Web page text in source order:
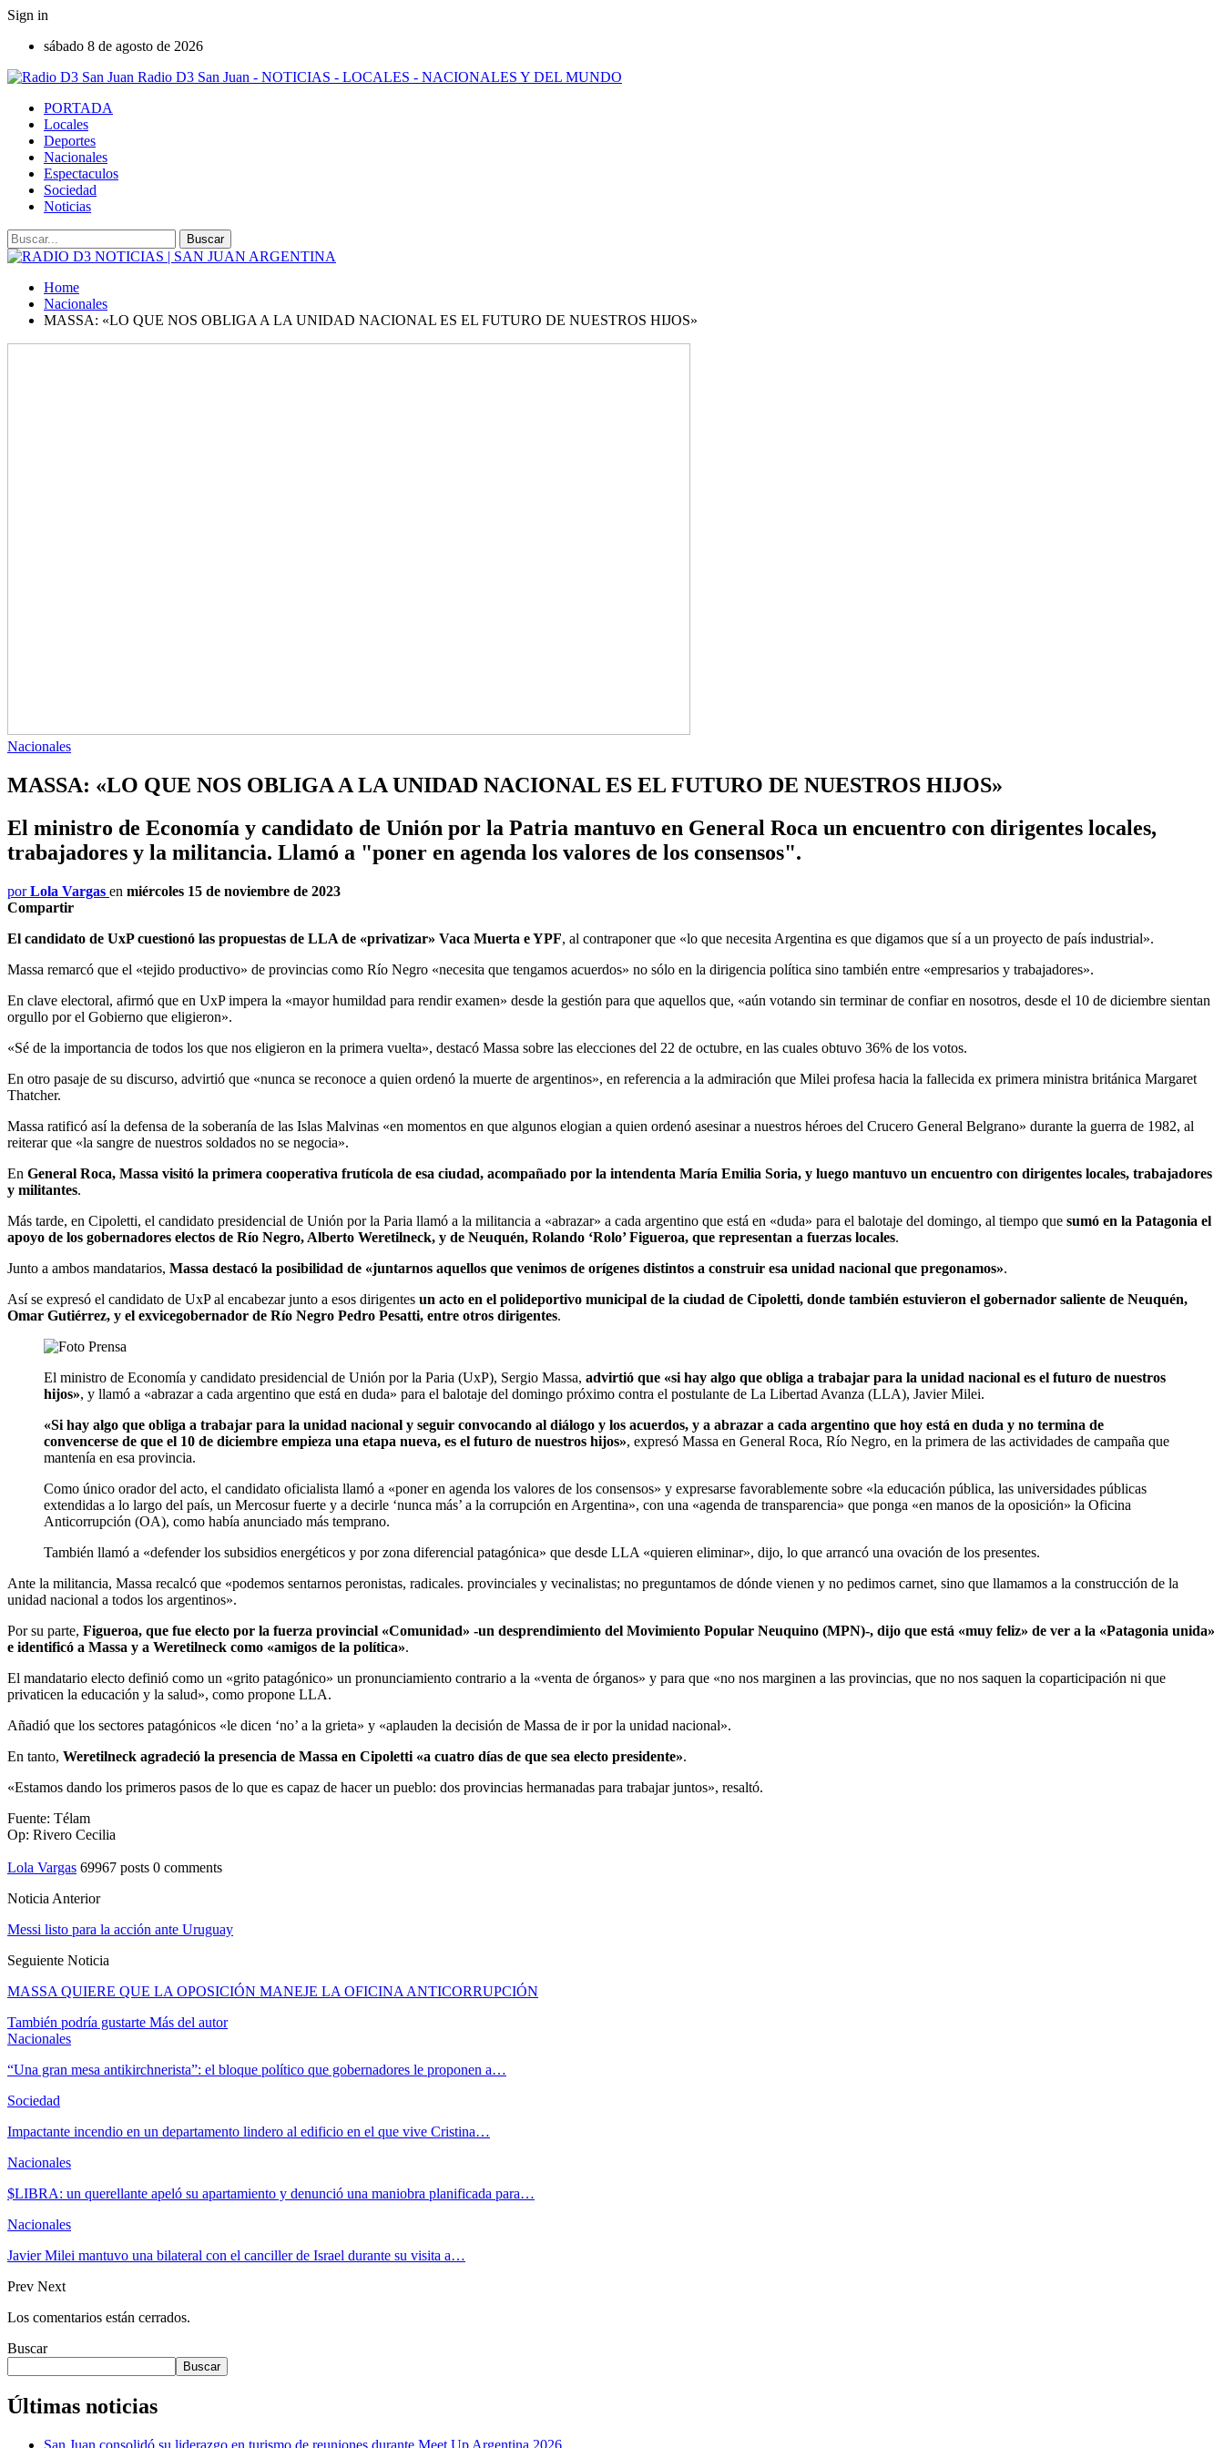
Sign in
sábado 8 de agosto de 2026
Radio D3 San Juan - NOTICIAS - LOCALES - NACIONALES Y DEL MUNDO
PORTADA
Locales
Deportes
Nacionales
Espectaculos
Sociedad
Noticias
Home
Nacionales
MASSA: «LO QUE NOS OBLIGA A LA UNIDAD NACIONAL ES EL FUTURO DE NUESTROS HIJOS»
Nacionales
MASSA: «LO QUE NOS OBLIGA A LA UNIDAD NACIONAL ES EL FUTURO DE NUESTROS HIJOS»
El ministro de Economía y candidato de Unión por la Patria mantuvo en General Roca un encuentro con dirigentes locales,
trabajadores y la militancia. Llamó a "poner en agenda los valores de los consensos".
porLola Vargas en miércoles 15 de noviembre de 2023
Compartir
El candidato de UxP cuestionó las propuestas de LLA de «privatizar» Vaca Muerta e YPF, al contraponer que «lo que necesita Argentina es que digamos que sí a un proyecto de país industrial».
Massa remarcó que el «tejido productivo» de provincias como Río Negro «necesita que tengamos acuerdos» no sólo en la dirigencia política sino también entre «empresarios y trabajadores».
En clave electoral, afirmó que en UxP impera la «mayor humildad para rendir examen» desde la gestión para que aquellos que, «aún votando sin terminar de confiar en nosotros, desde el 10 de diciembre sientan
orgullo por el Gobierno que eligieron».
«Sé de la importancia de todos los que nos eligieron en la primera vuelta», destacó Massa sobre las elecciones del 22 de octubre, en las cuales obtuvo 36% de los votos.
En otro pasaje de su discurso, advirtió que «nunca se reconoce a quien ordenó la muerte de argentinos», en referencia a la admiración que Milei profesa hacia la fallecida ex primera ministra británica Margaret
Thatcher.
Massa ratificó así la defensa de la soberanía de las Islas Malvinas «en momentos en que algunos elogian a quien ordenó asesinar a nuestros héroes del Crucero General Belgrano» durante la guerra de 1982, al
reiterar que «la sangre de nuestros soldados no se negocia».
En General Roca, Massa visitó la primera cooperativa frutícola de esa ciudad, acompañado por la intendenta María Emilia Soria, y luego mantuvo un encuentro con dirigentes locales, trabajadores
y militantes.
Más tarde, en Cipoletti, el candidato presidencial de Unión por la Paria llamó a la militancia a «abrazar» a cada argentino que está en «duda» para el balotaje del domingo, al tiempo que sumó en la Patagonia el
apoyo de los gobernadores electos de Río Negro, Alberto Weretilneck, y de Neuquén, Rolando ‘Rolo’ Figueroa, que representan a fuerzas locales.
Junto a ambos mandatarios, Massa destacó la posibilidad de «juntarnos aquellos que venimos de orígenes distintos a construir esa unidad nacional que pregonamos».
Así se expresó el candidato de UxP al encabezar junto a esos dirigentes un acto en el polideportivo municipal de la ciudad de Cipoletti, donde también estuvieron el gobernador saliente de Neuquén,
Omar Gutiérrez, y el exvicegobernador de Río Negro Pedro Pesatti, entre otros dirigentes.
El ministro de Economía y candidato presidencial de Unión por la Paria (UxP), Sergio Massa, advirtió que «si hay algo que obliga a trabajar para la unidad nacional es el futuro de nuestros
hijos», y llamó a «abrazar a cada argentino que está en duda» para el balotaje del domingo próximo contra el postulante de La Libertad Avanza (LLA), Javier Milei.
«Si hay algo que obliga a trabajar para la unidad nacional y seguir convocando al diálogo y los acuerdos, y a abrazar a cada argentino que hoy está en duda y no termina de
convencerse de que el 10 de diciembre empieza una etapa nueva, es el futuro de nuestros hijos», expresó Massa en General Roca, Río Negro, en la primera de las actividades de campaña que
mantenía en esa provincia.
Como único orador del acto, el candidato oficialista llamó a «poner en agenda los valores de los consensos» y expresarse favorablemente sobre «la educación pública, las universidades públicas
extendidas a lo largo del país, un Mercosur fuerte y a decirle ‘nunca más’ a la corrupción en Argentina», con una «agenda de transparencia» que ponga «en manos de la oposición» la Oficina
Anticorrupción (OA), como había anunciado más temprano.
También llamó a «defender los subsidios energéticos y por zona diferencial patagónica» que desde LLA «quieren eliminar», dijo, lo que arrancó una ovación de los presentes.
Ante la militancia, Massa recalcó que «podemos sentarnos peronistas, radicales. provinciales y vecinalistas; no preguntamos de dónde vienen y no pedimos carnet, sino que llamamos a la construcción de la
unidad nacional a todos los argentinos».
Por su parte, Figueroa, que fue electo por la fuerza provincial «Comunidad» -un desprendimiento del Movimiento Popular Neuquino (MPN)-, dijo que está «muy feliz» de ver a la «Patagonia unida»
e identificó a Massa y a Weretilneck como «amigos de la política».
El mandatario electo definió como un «grito patagónico» un pronunciamiento contrario a la «venta de órganos» y para que «no nos marginen a las provincias, que no nos saquen la coparticipación ni que
privaticen la educación y la salud», como propone LLA.
Añadió que los sectores patagónicos «le dicen ‘no’ a la grieta» y «aplauden la decisión de Massa de ir por la unidad nacional».
En tanto, Weretilneck agradeció la presencia de Massa en Cipoletti «a cuatro días de que sea electo presidente».
«Estamos dando los primeros pasos de lo que es capaz de hacer un pueblo: dos provincias hermanadas para trabajar juntos», resaltó.
Fuente: Télam
Op: Rivero Cecilia
Lola Vargas 69967 posts 0 comments
Noticia Anterior
Messi listo para la acción ante Uruguay
Seguiente Noticia
MASSA QUIERE QUE LA OPOSICIÓN MANEJE LA OFICINA ANTICORRUPCIÓN
También podría gustarte Más del autor
Nacionales
“Una gran mesa antikirchnerista”: el bloque político que gobernadores le proponen a…
Sociedad
Impactante incendio en un departamento lindero al edificio en el que vive Cristina…
Nacionales
$LIBRA: un querellante apeló su apartamiento y denunció una maniobra planificada para…
Nacionales
Javier Milei mantuvo una bilateral con el canciller de Israel durante su visita a…
Prev Next
Los comentarios están cerrados.
Buscar
Buscar
Últimas noticias
San Juan consolidó su liderazgo en turismo de reuniones durante Meet Up Argentina 2026